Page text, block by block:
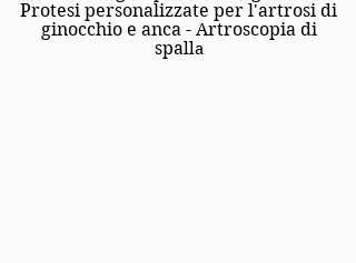
Protesi personalizzate per l'artrosi di
ginocchio e anca - Artroscopia di
spalla